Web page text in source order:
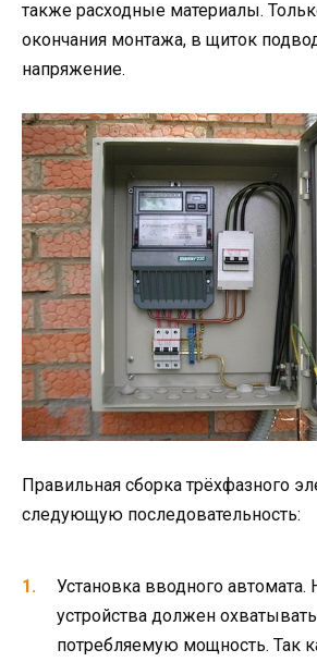
также расходные материалы.
окончания монтажа, в щиток
напряжение.
Правильная сборка трёхфазного
следующую последовательность:
Установка вводного автомата.
устройства должен
потребляемую мощность. Так